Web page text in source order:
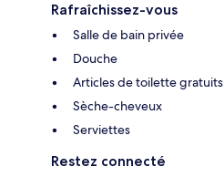
Rafraîchissez-vous
Salle de bain privée
Douche
Articles de toilette gratuits
Sèche-cheveux
Serviettes
Restez connecté